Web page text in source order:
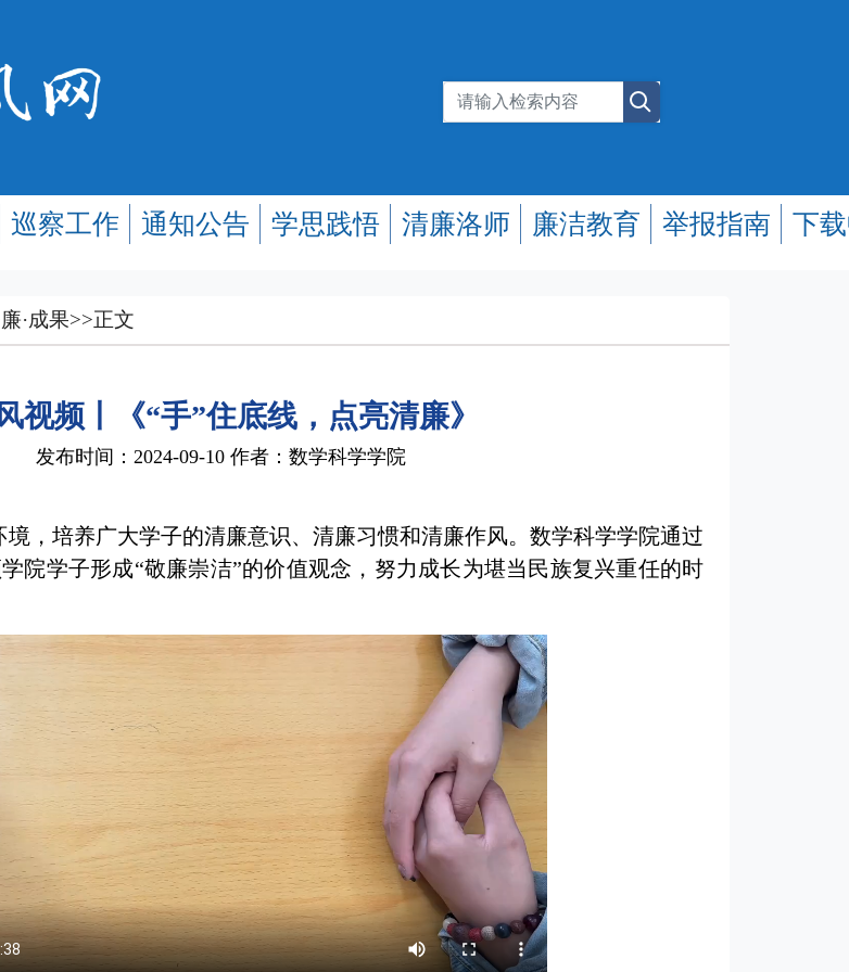
巡察工作 通知公告 学思践悟 清廉洛师 廉洁教育 举报指南 下
廉·成果>>正文
视频丨《“手”住底线，点亮清廉》
发布时间：2024-09-10 作者：数学科学学院
，培养广大学子的清廉意识、清廉习惯和清廉作风。数学科学学院通过
院学子形成“敬廉崇洁”的价值观念，努力成长为堪当民族复兴重任的时